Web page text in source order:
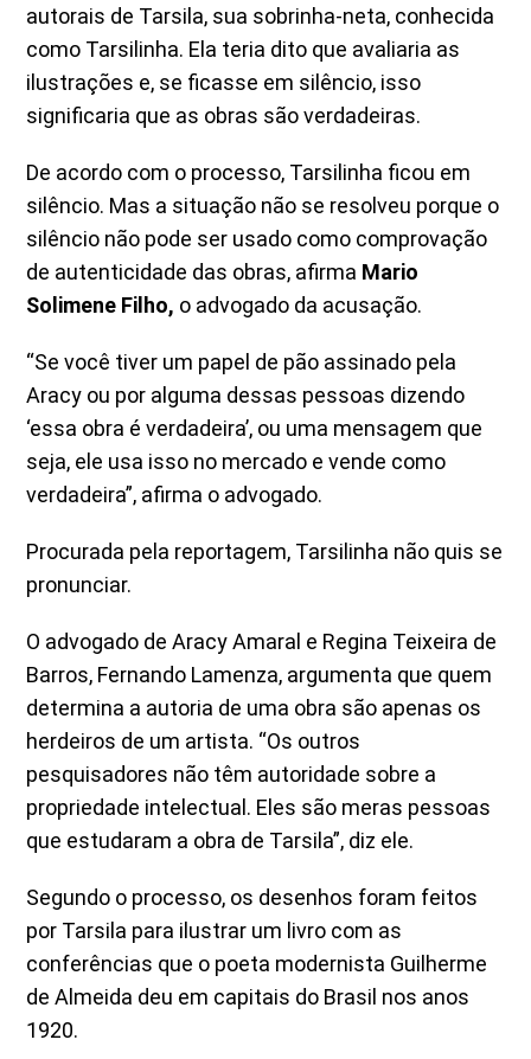
autorais de Tarsila, sua sobrinha-neta, conhecida
como Tarsilinha. Ela teria dito que avaliaria as
ilustrações e, se ficasse em silêncio, isso
significaria que as obras são verdadeiras.
De acordo com o processo, Tarsilinha ficou em
silêncio. Mas a situação não se resolveu porque o
silêncio não pode ser usado como comprovação
de autenticidade das obras, afirma Mario
Solimene Filho, o advogado da acusação.
“Se você tiver um papel de pão assinado pela
Aracy ou por alguma dessas pessoas dizendo
‘essa obra é verdadeira’, ou uma mensagem que
seja, ele usa isso no mercado e vende como
verdadeira”, afirma o advogado.
Procurada pela reportagem, Tarsilinha não quis se
pronunciar.
O advogado de Aracy Amaral e Regina Teixeira de
Barros, Fernando Lamenza, argumenta que quem
determina a autoria de uma obra são apenas os
herdeiros de um artista. “Os outros
pesquisadores não têm autoridade sobre a
propriedade intelectual. Eles são meras pessoas
que estudaram a obra de Tarsila”, diz ele.
Segundo o processo, os desenhos foram feitos
por Tarsila para ilustrar um livro com as
conferências que o poeta modernista Guilherme
de Almeida deu em capitais do Brasil nos anos
1920.